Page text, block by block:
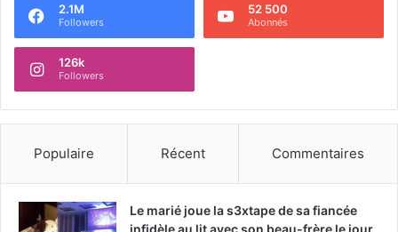
2.1M
Followers
52 500
Abonnés
126k
Followers
Populaire Récent Commentaires
Le marié joue la s3xtape de sa fiancée
infidèle au lit avec son beau-frère le jour